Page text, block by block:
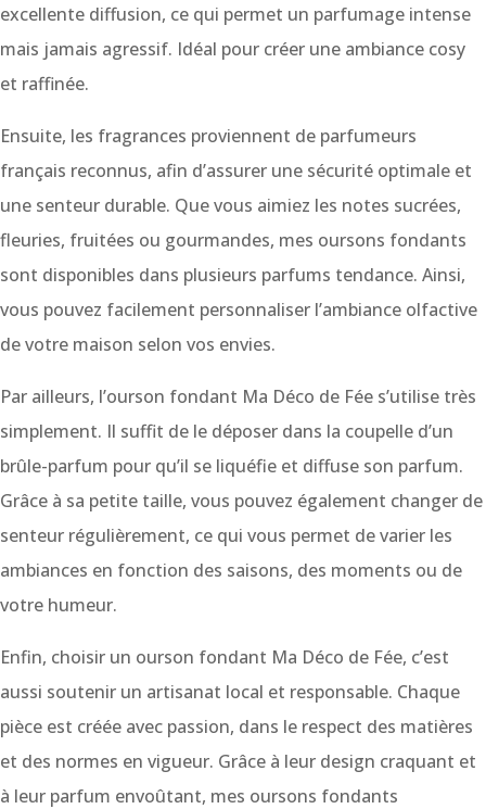
excellente diffusion, ce qui permet un parfumage intense
mais jamais agressif. Idéal pour créer une ambiance cosy
et raffinée.
Ensuite, les fragrances proviennent de parfumeurs
français reconnus, afin d’assurer une sécurité optimale et
une senteur durable. Que vous aimiez les notes sucrées,
fleuries, fruitées ou gourmandes, mes oursons fondants
sont disponibles dans plusieurs parfums tendance. Ainsi,
vous pouvez facilement personnaliser l’ambiance olfactive
de votre maison selon vos envies.
Par ailleurs, l’ourson fondant Ma Déco de Fée s’utilise très
simplement. Il suffit de le déposer dans la coupelle d’un
brûle-parfum pour qu’il se liquéfie et diffuse son parfum.
Grâce à sa petite taille, vous pouvez également changer de
senteur régulièrement, ce qui vous permet de varier les
ambiances en fonction des saisons, des moments ou de
votre humeur.
Enfin, choisir un ourson fondant Ma Déco de Fée, c’est
aussi soutenir un artisanat local et responsable. Chaque
pièce est créée avec passion, dans le respect des matières
et des normes en vigueur. Grâce à leur design craquant et
à leur parfum envoûtant, mes oursons fondants